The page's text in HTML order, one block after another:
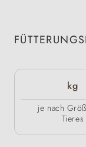
kg
je nach
Tieres